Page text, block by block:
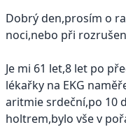
Dobrý den,prosím o
noci,nebo při
Je mi 61 let,8 let po
lékařky na EKG
aritmie srdeční,po 10
holtrem,bylo vše v